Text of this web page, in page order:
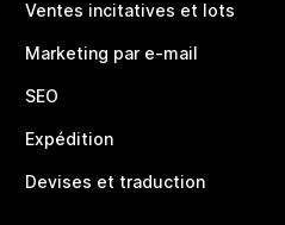
Ventes incitatives et lots
Marketing par e-mail
SEO
Expédition
Devises et traduction